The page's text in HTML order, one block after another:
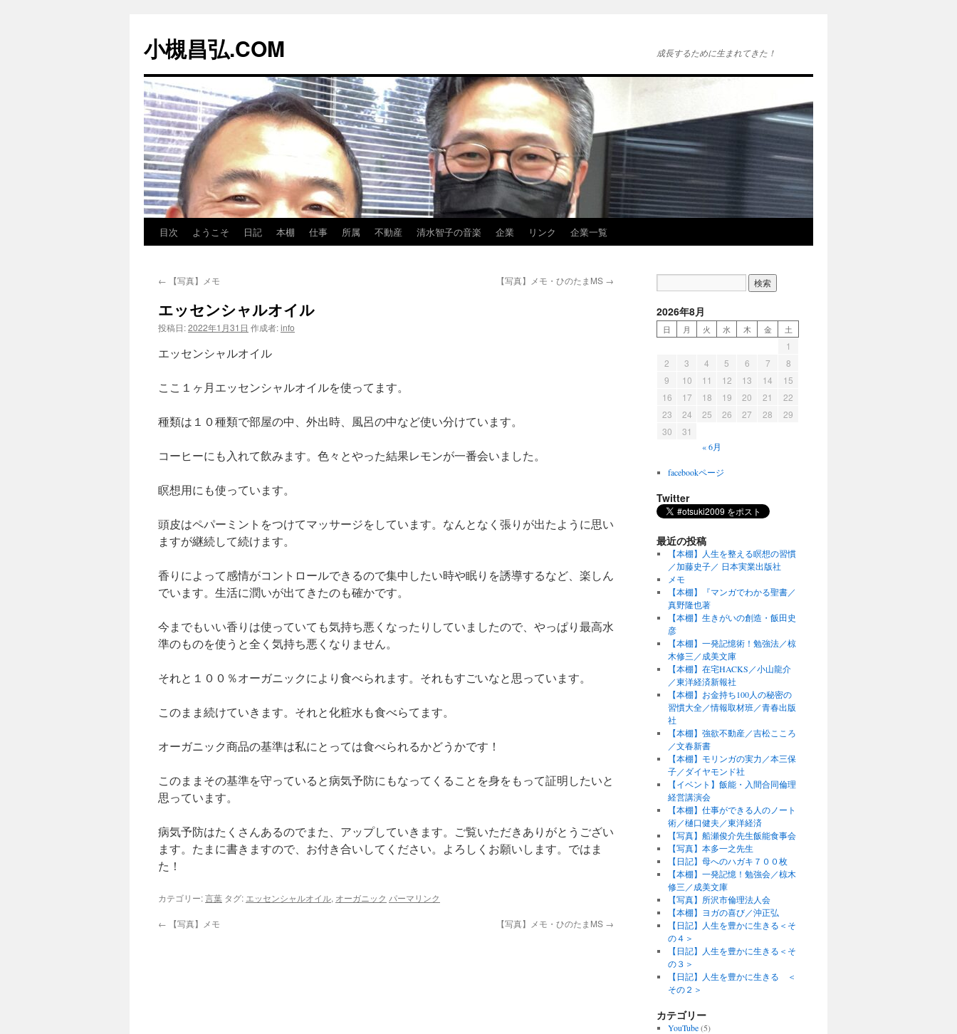
テ
ン
へ
ス
キ
ッ
プ
小槻昌弘.COM 成長するために生まれてきた！
目次 ようこそ 日記 本棚 仕事 所属 不動産 清水智子の音楽 企業 リンク 企業一覧
← 【写真】メモ 【写真】メモ・ひのたまMS →
エッセンシャルオイル
投稿日:2022年1月31日 作成者:info
エッセンシャルオイル
ここ１ヶ月エッセンシャルオイルを使ってます。
種類は１０種類で部屋の中、外出時、風呂の中など使い分けています。
コーヒーにも入れて飲みます。色々とやった結果レモンが一番会いました。
瞑想用にも使っています。
頭皮はペパーミントをつけてマッサージをしています。なんとなく張りが出たように思い
ますが継続して続けます。
香りによって感情がコントロールできるので集中したい時や眠りを誘導するなど、楽しん
でいます。生活に潤いが出てきたのも確かです。
今までもいい香りは使っていても気持ち悪くなったりしていましたので、やっぱり最高水
準のものを使うと全く気持ち悪くなりません。
それと１００％オーガニックにより食べられます。それもすごいなと思っています。
このまま続けていきます。それと化粧水も食べらてます。
オーガニック商品の基準は私にとっては食べられるかどうかです！
このままその基準を守っていると病気予防にもなってくることを身をもって証明したいと
思っています。
病気予防はたくさんあるのでまた、アップしていきます。ご覧いただきありがとうござい
ます。たまに書きますので、お付き合いしてください。よろしくお願いします。ではま
た！
カテゴリー:言葉 タグ: エッセンシャルオイル, オーガニック パーマリンク
← 【写真】メモ 【写真】メモ・ひのたまMS →
2026年8月
日 月 火 水 木 金 土
1
2
3 4 5 6 7
8
9
10 11 12 13 14
15
16
17 18 19 20 21
22
23
24 25 26 27 28
29
30
31
« 6月
facebookページ
Twitter
最近の投稿
【本棚】人生を整える瞑想の習慣
／加藤史子／ 日本実業出版社
メモ
【本棚】『マンガでわかる聖書／
真野隆也著
【本棚】生きがいの創造・飯田史
彦
【本棚】一発記憶術！勉強法／椋
木修三／成美文庫
【本棚】在宅HACKS／小山龍介
／東洋経済新報社
【本棚】お金持ち100人の秘密の
習慣大全／情報取材班／青春出版
社
【本棚】強欲不動産／吉松こころ
／文春新書
【本棚】モリンガの実力／本三保
子／ダイヤモンド社
【イベント】飯能・入間合同倫理
経営講演会
【本棚】仕事ができる人のノート
術／樋口健夫／東洋経済
【写真】船瀬俊介先生飯能食事会
【写真】本多一之先生
【日記】母へのハガキ７００枚
【本棚】一発記憶！勉強会／椋木
修三／成美文庫
【写真】所沢市倫理法人会
【本棚】ヨガの喜び／沖正弘
【日記】人生を豊かに生きる＜そ
の４＞
【日記】人生を豊かに生きる＜そ
の３＞
【日記】人生を豊かに生きる ＜
その２＞
カテゴリー
YouTube(5)